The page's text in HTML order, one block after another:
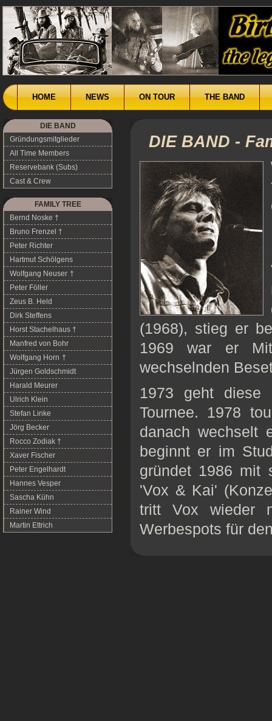
HOME NEWS ON TOUR THE BAND
DIE BAND
Gründungsmitglieder
All Time Members
Reservebank (Subs)
Cast & Crew
FAMILY TREE
Bernd Noske †
Bruno Frenzel †
Peter Richter
Hartmut Schölgens
Wolfgang Neuser †
Peter Föller
Zeus B. Held
Dirk Steffens
Horst Stachelhaus †
Manfred von Bohr
Wolfgang Horn †
Jürgen Goldschmidt
Harald Meurer
Ulrich Klein
Stefan Linke
Jörg Becker
Rocco Zodiak †
Xaver Fischer
Peter Engelhardt
Hannes Vesper
Sascha Kühn
Rainer Wind
Martin Ettrich
DIE BAND -
(1968), stieg er
1969 war er
wechselnden
1973 geht diese
Tournee. 1978
danach wechselt
beginnt er im
gründet 1986 mit
'Vox & Kai'
tritt Vox wieder
Werbespots für